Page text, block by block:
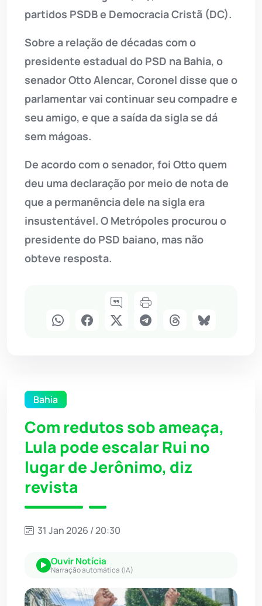
partidos PSDB e Democracia Cristã (DC).
Sobre a relação de décadas com o
presidente estadual do PSD na Bahia, o
senador Otto Alencar, Coronel disse que o
parlamentar vai continuar seu compadre e
seu amigo, e que a saída da sigla se dá
sem mágoas.
De acordo com o senador, foi Otto quem
deu uma declaração por meio de nota de
que a permanência dele na sigla era
insustentável. O Metrópoles procurou o
presidente do PSD baiano, mas não
obteve resposta.
Bahia
Com redutos sob ameaça,
Lula pode escalar Rui no
lugar de Jerônimo, diz
revista
31 Jan 2026 / 20:30
Ouvir Notícia
Narração automática (IA)